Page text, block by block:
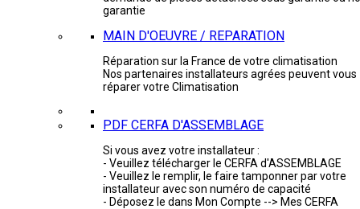
garantie
MAIN D'OEUVRE / REPARATION
Réparation sur la France de votre climatisation
Nos partenaires installateurs agrées peuvent vous
réparer votre Climatisation
PDF CERFA D'ASSEMBLAGE
Si vous avez votre installateur :
- Veuillez télécharger le CERFA d'ASSEMBLAGE
- Veuillez le remplir, le faire tamponner par votre
installateur avec son numéro de capacité
- Déposez le dans Mon Compte --> Mes CERFA